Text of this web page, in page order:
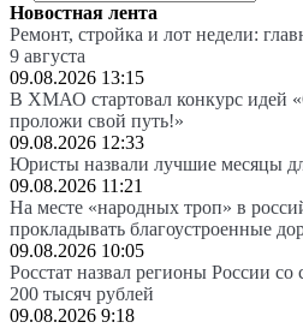
Новостная лента
Ремонт, стройка и лот недели:
9 августа
09.08.2026 13:15
В ХМАО стартовал конкурс идей
проложи свой путь!»
09.08.2026 12:33
Юристы назвали лучшие месяцы
09.08.2026 11:21
На месте «народных троп» в
прокладывать благоустроенные
09.08.2026 10:05
Росстат назвал регионы России
200 тысяч рублей
09.08.2026 9:18